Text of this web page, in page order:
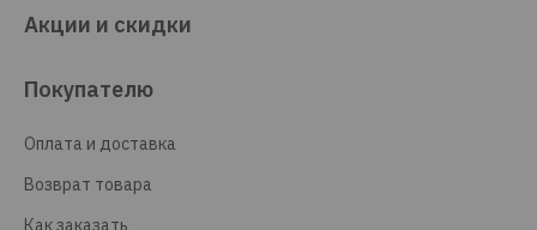
Акции и скидки
Покупателю
Оплата и доставка
Возврат товара
Как заказать